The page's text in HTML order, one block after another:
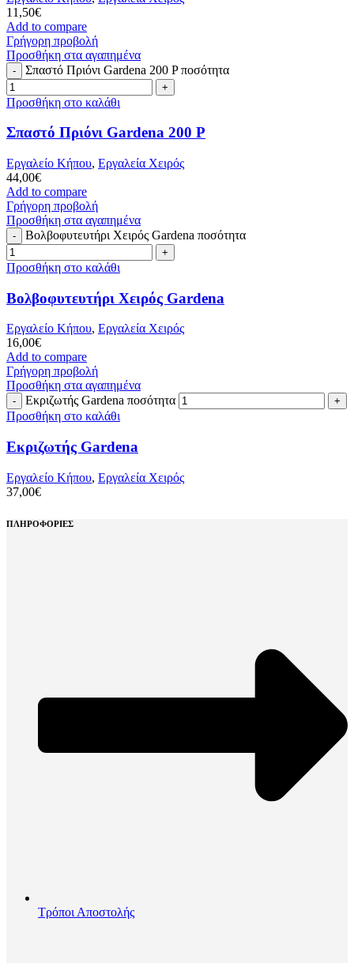
11,50€
Add to compare
Γρήγορη προβολή
Προσθήκη στα αγαπημένα
Σπαστό Πριόνι Gardena 200 P ποσότητα
Προσθήκη στο καλάθι
Σπαστό Πριόνι Gardena 200 P
Εργαλείο Κήπου, Εργαλεία Χειρός
44,00€
Add to compare
Γρήγορη προβολή
Προσθήκη στα αγαπημένα
Βολβοφυτευτήρι Χειρός Gardena ποσότητα
Προσθήκη στο καλάθι
Βολβοφυτευτήρι Χειρός Gardena
Εργαλείο Κήπου, Εργαλεία Χειρός
16,00€
Add to compare
Γρήγορη προβολή
Προσθήκη στα αγαπημένα
Εκριζωτής Gardena ποσότητα
Προσθήκη στο καλάθι
Εκριζωτής Gardena
Εργαλείο Κήπου, Εργαλεία Χειρός
37,00€
ΠΛΗΡΟΦΟΡΙΕΣ
Τρόποι Αποστολής